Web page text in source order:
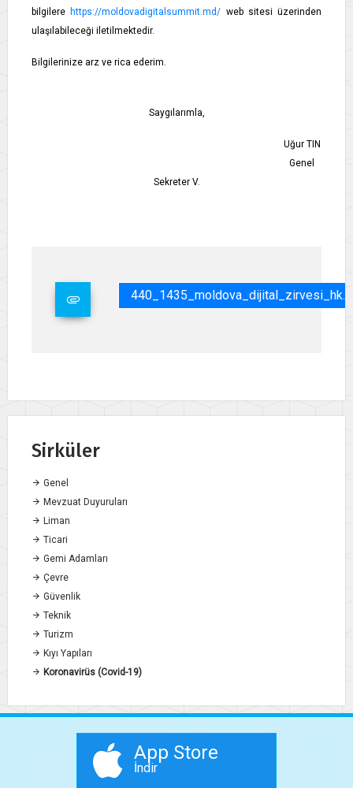
bilgilere https://moldovadigitalsummit.md/ web sitesi üzerinden
ulaşılabileceği iletilmektedir.
Bilgilerinize arz ve rica ederim.
Saygılarımla,
Uğur TIN
Genel
Sekreter V.
Sirküler
Genel
Mevzuat Duyuruları
Liman
Ticari
Gemi Adamları
Çevre
Güvenlik
Teknik
Turizm
Kıyı Yapıları
Koronavirüs (Covid-19)
App Store
İndir